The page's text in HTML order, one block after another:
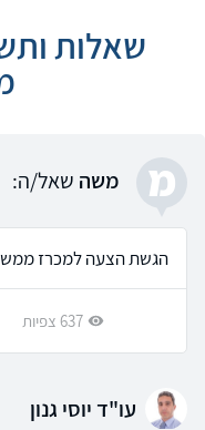
שאלות
מ משה שאל/ה:
הגשת הצעה למכרז
637 צפיות
עו"ד יוסי גנון